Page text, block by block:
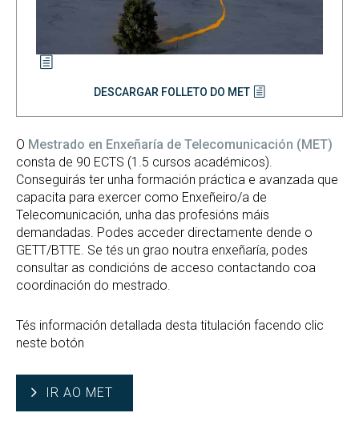
DESCARGAR FOLLETO DO MET
O Mestrado en Enxeñaría de Telecomunicación (MET)
consta de 90 ECTS (1.5 cursos académicos).
Conseguirás ter unha formación práctica e avanzada que
capacita para exercer como Enxeñeiro/a de
Telecomunicación, unha das profesións máis
demandadas. Podes acceder directamente dende o
GETT/BTTE. Se tés un grao noutra enxeñaría, podes
consultar as condicións de acceso contactando coa
coordinación do mestrado.
Tés información detallada desta titulación facendo clic
neste botón
IR AO MET